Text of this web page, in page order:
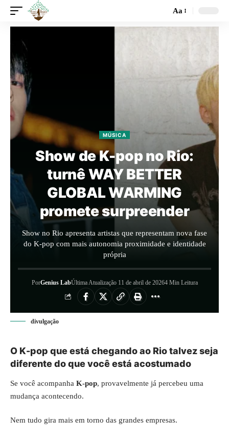
Aa
MÚSICA
Show de K-pop no Rio:
turnê WAY BETTER
GLOBAL WARMING
promete surpreender
Show no Rio apresenta artistas que representam nova fase
do K-pop com mais autonomia proximidade e identidade
própria
PorGenius LabÚltima Atualização 11 de abril de 20264 Min Leitura
divulgação
O K-pop que está chegando ao Rio talvez seja
diferente do que você está acostumado
Se você acompanha K-pop, provavelmente já percebeu uma
mudança acontecendo.
Nem tudo gira mais em torno das grandes empresas.